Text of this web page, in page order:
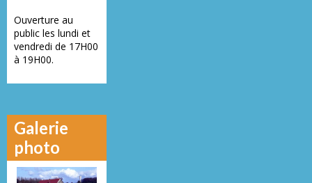
Ouverture au
public les lundi et
vendredi de 17H00
à 19H00.
Galerie
photo